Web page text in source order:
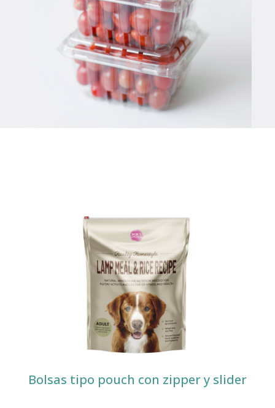
Bolsas tipo pouch con zipper y slider